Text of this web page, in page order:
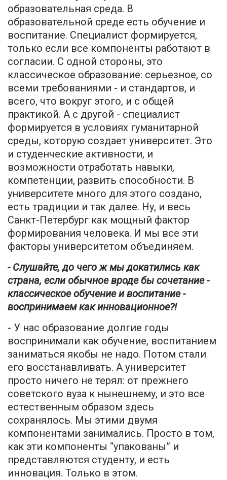
образовательная среда. В
образовательной среде есть обучение и
воспитание. Специалист формируется,
только если все компоненты работают в
согласии. С одной стороны, это
классическое образование: серьезное, со
всеми требованиями - и стандартов, и
всего, что вокруг этого, и с общей
практикой. А с другой - специалист
формируется в условиях гуманитарной
среды, которую создает университет. Это
и студенческие активности, и
возможности отработать навыки,
компетенции, развить способности. В
университете много для этого создано,
есть традиции и так далее. Ну, и весь
Санкт-Петербург как мощный фактор
формирования человека. И мы все эти
факторы университетом объединяем.
- Слушайте, до чего ж мы докатились как
страна, если обычное вроде бы сочетание -
классическое обучение и воспитание -
воспринимаем как инновационное?!
- У нас образование долгие годы
воспринимали как обучение, воспитанием
заниматься якобы не надо. Потом стали
его восстанавливать. А университет
просто ничего не терял: от прежнего
советского вуза к нынешнему, и это все
естественным образом здесь
сохранялось. Мы этими двумя
компонентами занимались. Просто в том,
как эти компоненты “упакованы” и
представляются студенту, и есть
инновация. Только в этом.